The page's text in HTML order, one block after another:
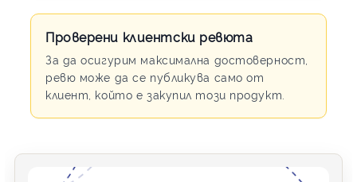
Проверени клиентски ревюта
За да осигурим максимална достоверност,
ревю може да се публикува само от
клиент, който е закупил този продукт.